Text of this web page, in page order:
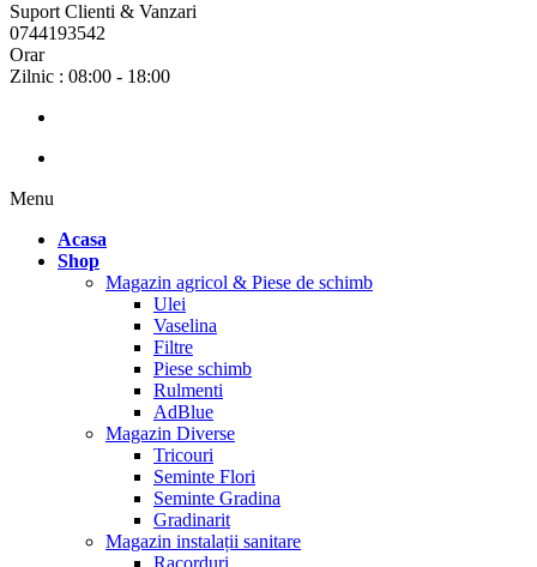
Suport Clienti & Vanzari
0744193542
Orar
Zilnic : 08:00 - 18:00
Menu
Acasa
Shop
Magazin agricol & Piese de schimb
Ulei
Vaselina
Filtre
Piese schimb
Rulmenti
AdBlue
Magazin Diverse
Tricouri
Seminte Flori
Seminte Gradina
Gradinarit
Magazin instalații sanitare
Racorduri